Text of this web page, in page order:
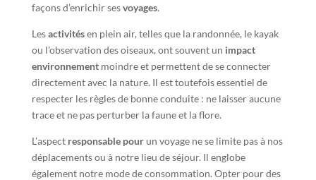
façons d’enrichir sesvoyages.
Lesactivitésen plein air, telles que la randonnée, le kayak
ou l’observation des oiseaux, ont souvent un impact
environnementmoindre et permettent de se connecter
directement avec la nature. Il est toutefois essentiel de
respecter les règles de bonne conduite : ne laisser aucune
trace et ne pas perturber la faune et la flore.
L’aspect responsable pourun voyage ne se limite pas à nos
déplacements ou à notre lieu de séjour. Il englobe
également notre mode de consommation. Opter pour des